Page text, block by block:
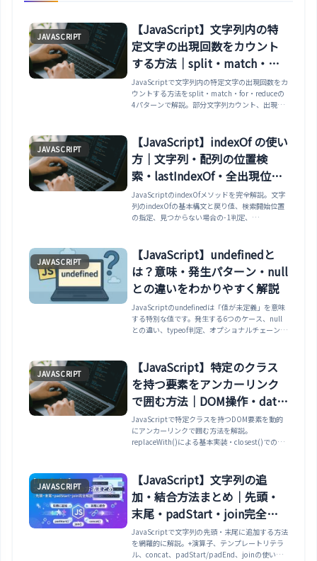
JAVASCRIPT
【JavaScript】文字列内の特
定文字の出現回数をカウント
する方法｜split・match・
reduce完全ガイド
JavaScriptで文字列内の特定文字の出現回数をカ
ウントする方法をsplit・match・for・reduceの
4パターンで解説。部分文字列カウント、出現頻
JAVASCRIPT
【JavaScript】indexOf の使い
方｜文字列・配列の位置検
索・lastIndexOf・全出現位置
の取得・includes との違いま
で解説
JavaScriptのindexOfメソッドを完全解説。文字
列のindexOfの基本構文と戻り値、検索開始位置
の指定、見つからない場合の-1判定、
を無視した検索、全出現位置を配列で取得する方
法、includesとの使い分け、sliceやsubstringと
の組み合わせパターンまで網羅。
JAVASCRIPT
【JavaScript】undefinedと
は？意味・発生パターン・null
との違いをわかりやすく解説
JavaScriptのundefinedは「値が未定義」を意味
する特別な値です。発生する6つのケース、null
との違い、typeof判定、オプショナルチェーン
JAVASCRIPT
【JavaScript】特定のクラス
を持つ要素をアンカーリンク
で囲む方法｜DOM操作・data
属性連携・XSS対策・重複防止
まで解説
JavaScriptで特定クラスを持つDOM要素を動的
にアンカーリンクで囲む方法を解説。
replaceWith()による基本実装・closest()での重
で実践コードで網羅します。
JAVASCRIPT
【JavaScript】文字列の追
加・結合方法まとめ｜先頭・
末尾・padStart・join完全解
説
JavaScriptで文字列の先頭・末尾に追加する方法
を網羅的に解説。+演算子、テンプレートリテラ
ル、concat、padStart/padEnd、joinの使い分